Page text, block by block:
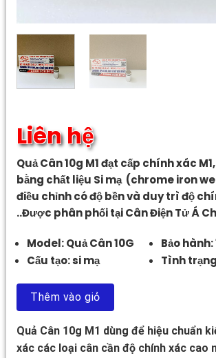
Liên hệ
Quả Cân 10g M1 đạt cấp chính xác
bằng chất liệu Si mạ (chrome iron
điều chỉnh có độ bền và duy trì độ
..Được phân phối tại Cân Điện Tử Á
Model: Quả Cân 10G
Cấu tạo: si mạ
Bảo
Tình
Thêm vào giỏ
Quả Cân 10g M1 dùng để hiệu chuẩn
xác các loại cân cần độ chính xác cao